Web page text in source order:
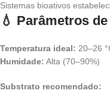
Sistemas bioativos
💧 Parâmetros
Temperatura ideal: 20–26
Humidade: Alta (70–90%)
Substrato recomendado: